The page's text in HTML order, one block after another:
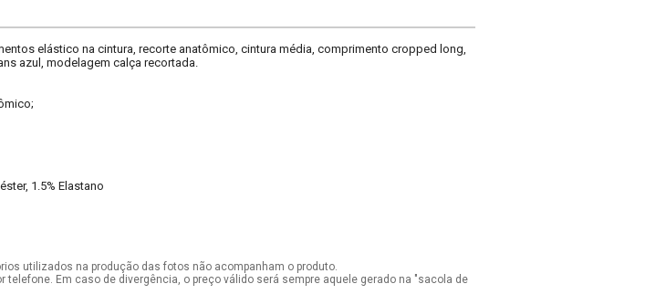
elástico na cintura, recorte anatômico, cintura média, comprimento cropped long,
azul, modelagem calça recortada.
1.5% Elastano
utilizados na produção das fotos não acompanham o produto.
telefone. Em caso de divergência, o preço válido será sempre aquele gerado na "sacola de